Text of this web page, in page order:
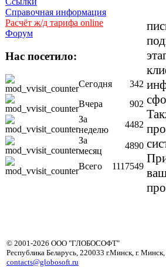
Справочная информация
Расчёт ж/д тарифа online
Форум
Нас посетило:
Сегодня
342
Вчера
902
За
неделю
4482
За
месяц
4890
Всего 1117549
© 2001-2026 ООО "ГЛОБОСОФТ"
Республика Беларусь, 220033 г.Минск, г.
contacts@globosoft.ru